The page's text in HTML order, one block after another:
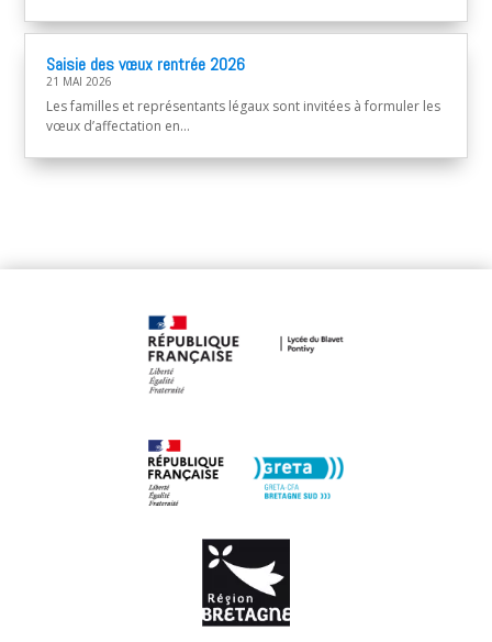
Saisie des vœux rentrée 2026
21 MAI 2026
Les familles et représentants légaux sont invitées à formuler les
vœux d’affectation en...